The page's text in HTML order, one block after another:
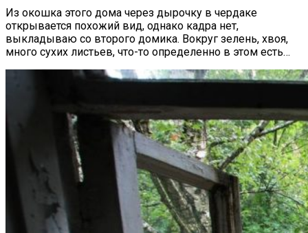
Из окошка этого дома через дырочку в чердаке
открывается похожий вид, однако кадра нет,
выкладываю со второго домика. Вокруг зелень, хвоя,
много сухих листьев, что-то определенно в этом есть…